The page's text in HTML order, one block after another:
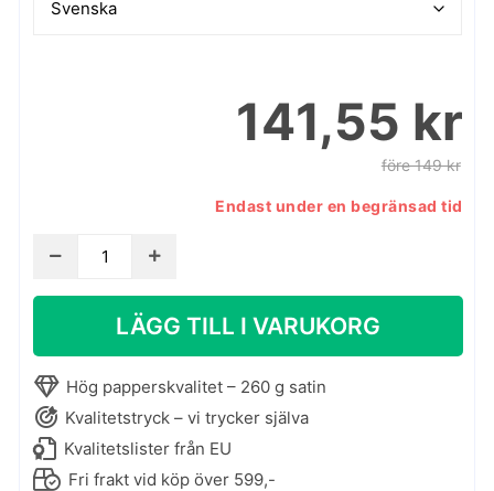
141,55 kr
före 149 kr
Endast under en begränsad tid
poster
lycklig
jag
är
mängd
LÄGG TILL I VARUKORG
Hög papperskvalitet – 260 g satin
Kvalitetstryck – vi trycker själva
Kvalitetslister från EU
Fri frakt vid köp över 599,-